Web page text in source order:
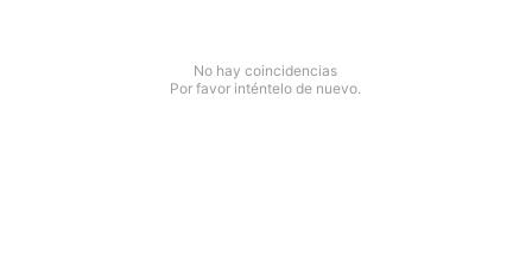
No hay coincidencias
Por favor inténtelo de nuevo.